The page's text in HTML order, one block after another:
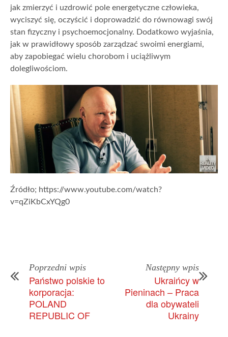
jak zmierzyć i uzdrowić pole energetyczne człowieka,
wyciszyć się, oczyścić i doprowadzić do równowagi swój
stan fizyczny i psychoemocjonalny. Dodatkowo wyjaśnia,
jak w prawidłowy sposób zarządzać swoimi energiami,
aby zapobiegać wielu chorobom i uciążliwym
dolegliwościom.
Źródło; https://www.youtube.com/watch?
v=qZiKbCxYQg0
Poprzedni wpis
Państwo polskie to
korporacja:
POLAND
REPUBLIC OF
Następny wpis
Ukraińcy w
Pieninach – Praca
dla obywateli
Ukrainy